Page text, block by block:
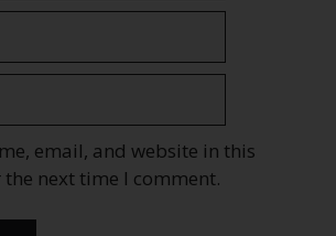
email, and website in this
next time I comment.